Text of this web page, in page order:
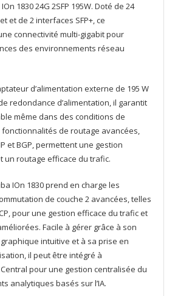
1830 24G 2SFP 195W. Doté de 24
et de 2 interfaces SFP+, ce
connectivité multi-gigabit pour
des environnements réseau
d’alimentation externe de 195 W
redondance d’alimentation, il garantit
même dans des conditions de
fonctionnalités de routage avancées,
et BGP, permettent une gestion
un routage efficace du trafic.
IOn 1830 prend en charge les
de couche 2 avancées, telles
pour une gestion efficace du trafic et
Facile à gérer grâce à son
intuitive et à sa prise en
il peut être intégré à
pour une gestion centralisée du
analytiques basés sur l’IA.